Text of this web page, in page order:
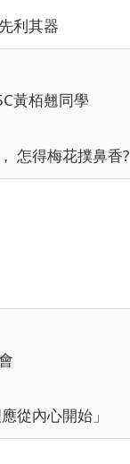
利其器
黃栢翹同學
怎得梅花撲鼻香?
從內心開始」